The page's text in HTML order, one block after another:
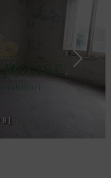
8 ]